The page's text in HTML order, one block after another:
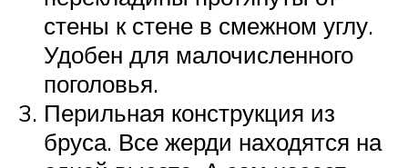
стены к стене в смежном углу.
Удобен для малочисленного
поголовья.
Перильная конструкция из
бруса. Все жерди находятся на